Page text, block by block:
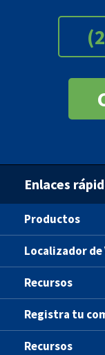
Enlaces
Productos
Localizador de
Recursos
Registra tu
Recursos